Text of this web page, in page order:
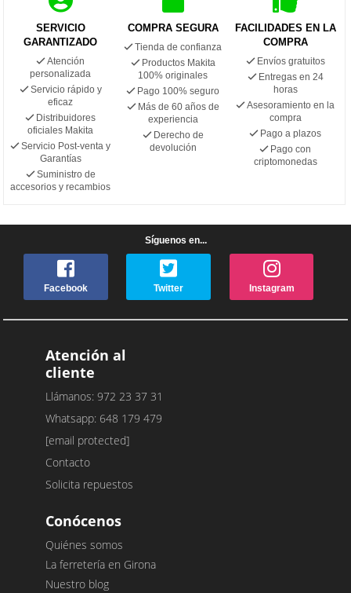
SERVICIO
GARANTIZADO
Atención
personalizada
Servicio rápido y
eficaz
Distribuidores
oficiales Makita
Servicio Post-venta y
Garantías
Suministro de
accesorios y recambios
COMPRA SEGURA
Tienda de confianza
Productos Makita
100% originales
Pago 100% seguro
Más de 60 años de
experiencia
Derecho de
devolución
FACILIDADES EN LA
COMPRA
Envíos gratuitos
Entregas en 24
horas
Asesoramiento en la
compra
Pago a plazos
Pago con
criptomonedas
Síguenos en...
Facebook Twitter Instagram
Atención al
cliente
Llámanos: 972 23 37 31
Whatsapp: 648 179 479
[email protected]
Contacto
Solicita repuestos
Conócenos
Quiénes somos
La ferretería en Girona
Nuestro blog